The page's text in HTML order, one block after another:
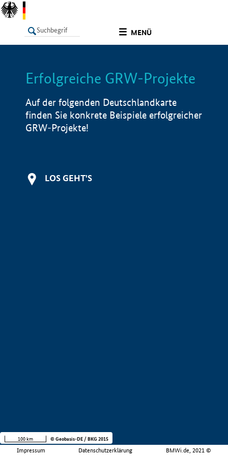
MENÜ
LISTE Info
Erfolgreiche GRW-Projekte
Auf der folgenden Deutschlandkarte
finden Sie konkrete Beispiele erfolgreicher
GRW-Projekte!
LOS GEHT'S
Impressum Datenschutzerklärung BMWi.de, 2021 ©
100 km © Geobasis-DE / BKG 2015